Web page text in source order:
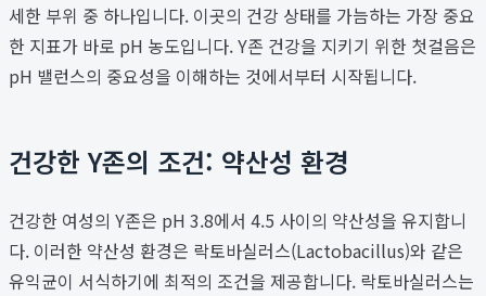
세한 부위 중 하나입니다. 이곳의 건강 상태를 가늠하는 가장 중요
한 지표가 바로 pH 농도입니다. Y존 건강을 지키기 위한 첫걸음은
pH 밸런스의 중요성을 이해하는 것에서부터 시작됩니다.
건강한 Y존의 조건: 약산성 환경
건강한 여성의 Y존은 pH 3.8에서 4.5 사이의 약산성을 유지합니
다. 이러한 약산성 환경은 락토바실러스(Lactobacillus)와 같은
유익균이 서식하기에 최적의 조건을 제공합니다. 락토바실러스는